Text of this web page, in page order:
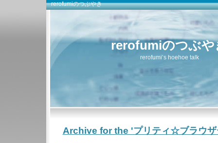
rerofumiのつぶやき
rerofumiのつぶや
rerofumi’s hoehoe talk
Archive for the 'プリティ☆ブラウ